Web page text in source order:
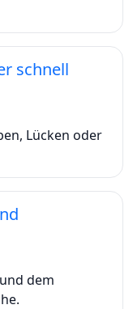
schnell
Lücken oder
dem